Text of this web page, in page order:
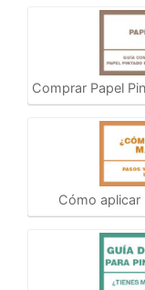
Comprar Papel
Cómo